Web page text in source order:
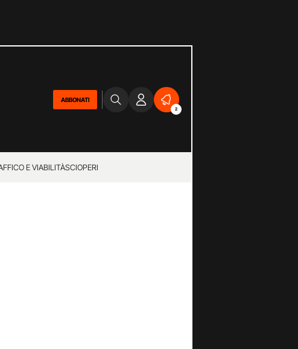
ABBONATI
2
E VIABILITÀSCIOPERI